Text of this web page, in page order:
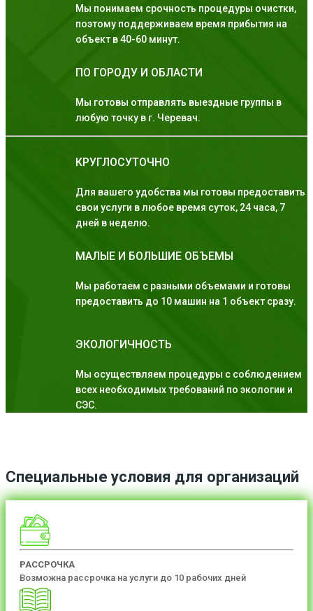
Мы понимаем срочность процедуры очистки,
поэтому поддерживаем время прибытия на
объект в 40-60 минут.
ПО ГОРОДУ И ОБЛАСТИ
Мы готовы отправлять выездные группы в
любую точку в г. Черевач.
КРУГЛОСУТОЧНО
Для вашего удобства мы готовы предоставить
свои услуги в любое время суток, 24 часа, 7
дней в неделю.
МАЛЫЕ И БОЛЬШИЕ ОБЪЕМЫ
Мы работаем с разными объемами и готовы
предоставить до 10 машин на 1 объект сразу.
ЭКОЛОГИЧНОСТЬ
Мы осуществляем процедуры с соблюдением
всех необходимых требований по экологии и
СЭС.
Специальные условия для организаций
РАССРОЧКА
Возможна рассрочка на услуги до 10 рабочих дней